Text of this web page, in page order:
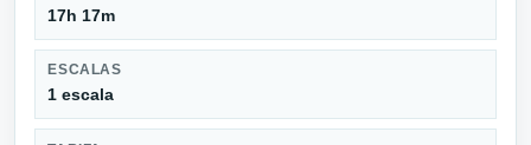
17h 17m
ESCALAS
1 escala